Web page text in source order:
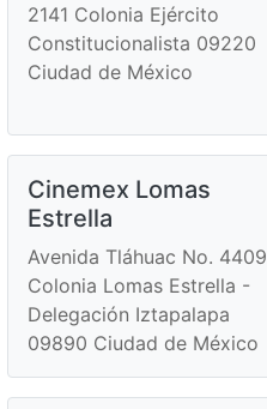
2141 Colonia Ejército
Constitucionalista 09220
Ciudad de México
Cinemex Lomas
Estrella
Avenida Tláhuac No. 4409
Colonia Lomas Estrella -
Delegación Iztapalapa
09890 Ciudad de México